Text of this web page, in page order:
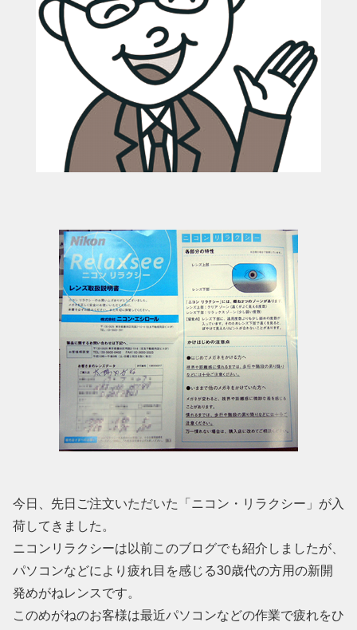
今日、先日ご注文いただいた「ニコン・リラクシー」が入
荷してきました。
ニコンリラクシーは以前このブログでも紹介しましたが、
パソコンなどにより疲れ目を感じる30歳代の方用の新開
発めがねレンスです。
このめがねのお客様は最近パソコンなどの作業で疲れをひ